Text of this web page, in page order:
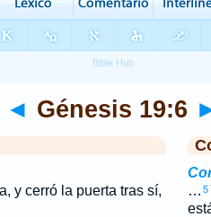
◄ Génesis 19:6
y cerró la puerta tras sí,
… 5